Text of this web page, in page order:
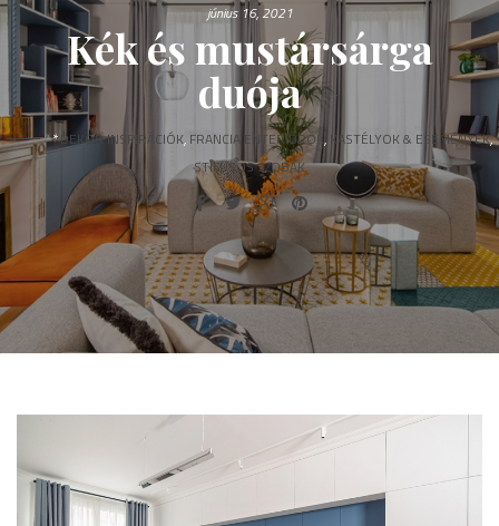
június 16, 2021
Kék és mustársárga
duója
*DEKOR INSPIRÁCIÓK, FRANCIA ENTERIŐRÖK, KASTÉLYOK & ESEMÉNYEK,
STÍLUSOS SZOBÁK